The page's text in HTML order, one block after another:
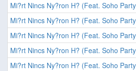
Mi?rt Nincs Ny?ron H? (Feat. Soho
Mi?rt Nincs Ny?ron H? (Feat. Soho
Mi?rt Nincs Ny?ron H? (Feat. Soho
Mi?rt Nincs Ny?ron H? (Feat. Soho
Mi?rt Nincs Ny?ron H? (Feat. Soho